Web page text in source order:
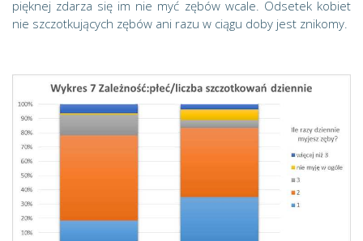
pięknej zdarza się im nie myć zębów wcale. Odsetek kobiet
nie szczotkujących zębów ani razu w ciągu doby jest znikomy.